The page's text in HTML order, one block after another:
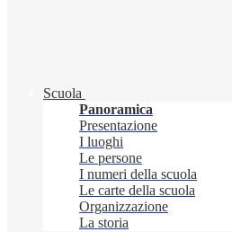
Scuola
Panoramica
Presentazione
I luoghi
Le persone
I numeri della scuola
Le carte della scuola
Organizzazione
La storia